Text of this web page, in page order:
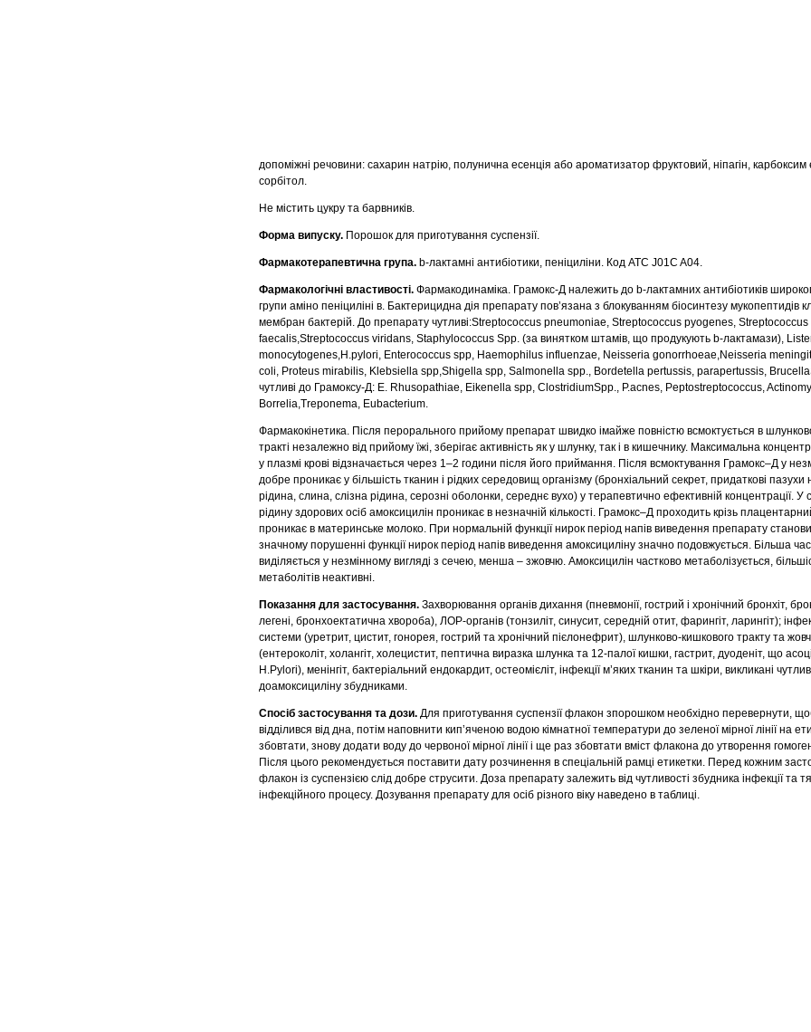
допоміжні речовини: сахарин натрію, полунична есенція або ароматизатор фруктовий, ніпагін,
сорбітол.
Не містить цукру та барвників.
Форма випуску. Порошок для приготування суспензії.
Фармакотерапевтична група. b-лактамні антибіотики, пеніциліни. Код АТС J01C A04.
Фармакологічні властивості. Фармакодинаміка. Грамокс-Д належить до b-лактамних антибіотиків
групи аміно пеніциліні в. Бактерицидна дія препарату пов’язана з блокуванням біосинтезу мукопептидів
мембран бактерій. До препарату чутливі:Streptococcus pneumoniaе, Streptococcus pyogenes, Streptococcus
faecalis,Streptococcus viridans, Staphуlococcus Spp. (за винятком штамів, що продукують b-лактамази),
monocytogenes,H.pylori, Enterococcus spp, Haemophilus influenzae, Neisseria gonorrhoeae,Neisseria
coli, Proteus mirabilis, Klebsiella spp,Shigella spp, Salmonella spp., Bordetella pertussis, parapertussis,
чутливі до Грамоксу-Д: E. Rhusopathiae, Eikenella spp, ClostridiumSpp., P.acnes, Peptostreptococcus,
Borrelia,Treponema, Eubacterium.
Фармакокінетика. Після перорального прийому препарат швидко імайже повністю всмоктується в
тракті незалежно від прийому їжі, зберігає активність як у шлунку, так і в кишечнику. Максимальна
у плазмі крові відзначається через 1–2 години після його приймання. Після всмоктування Грамокс–Д у
добре проникає у більшість тканин і рідких середовищ організму (бронхіальний секрет, придаткові пазухи
рідина, слина, слізна рідина, серозні оболонки, середнє вухо) у терапевтично ефективній концентрації. У
рідину здорових осіб амоксицилін проникає в незначній кількості. Грамокс–Д проходить крізь
проникає в материнське молоко. При нормальній функції нирок період напів виведення препарату
значному порушенні функції нирок період напів виведення амоксициліну значно подовжується. Більша
виділяється у незмінному вигляді з сечею, менша – зжовчю. Амоксицилін частково метаболізується,
метаболітів неактивні.
Показання для застосування. Захворювання органів дихання (пневмонії, гострий і хронічний бронхіт,
легені, бронхоектатична хвороба), ЛОР-органів (тонзиліт, синусит, середній отит, фарингіт, ларингіт);
системи (уретрит, цистит, гонорея, гострий та хронічний пієлонефрит), шлунково-кишкового тракту та
(ентероколіт, холангіт, холецистит, пептична виразка шлунка та 12-палої кишки, гастрит, дуоденіт, що
H.Pylori), менінгіт, бактеріальний ендокардит, остеомієліт, інфекції м’яких тканин та шкіри, викликані
доамоксициліну збудниками.
Спосіб застосування та дози. Для приготування суспензії флакон зпорошком необхідно перевернути,
відділився від дна, потім наповнити кип’яченою водою кімнатної температури до зеленої мірної лінії на
збовтати, знову додати воду до червоної мірної лінії і ще раз збовтати вміст флакона до утворення
Після цього рекомендується поставити дату розчинення в спеціальній рамці етикетки. Перед кожним
флакон із суспензією слід добре струсити. Доза препарату залежить від чутливості збудника інфекції та
інфекційного процесу. Дозування препарату для осіб різного віку наведено в таблиці.